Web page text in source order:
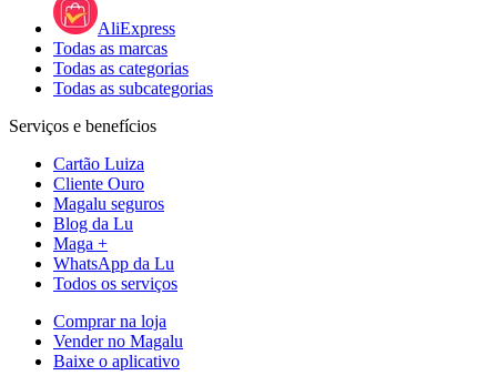
AliExpress
Todas as marcas
Todas as categorias
Todas as subcategorias
Serviços e benefícios
Cartão Luiza
Cliente Ouro
Magalu seguros
Blog da Lu
Maga +
WhatsApp da Lu
Todos os serviços
Comprar na loja
Vender no Magalu
Baixe o aplicativo